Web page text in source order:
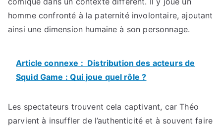
homme confronté à la paternité involontaire, ajoutant
ainsi une dimension humaine à son personnage.
Article connexe : Distribution des acteurs de
Squid Game : Qui joue quel rôle ?
Les spectateurs trouvent cela captivant, car Théo
parvient à insuffler de l’authenticité et à souvent faire